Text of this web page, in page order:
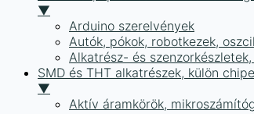
▼
Arduino szerelvények
Autók, pókok, robotkezek,
Alkatrész- és
SMD és THT alkatrészek, külön
▼
Aktív áramkörök,